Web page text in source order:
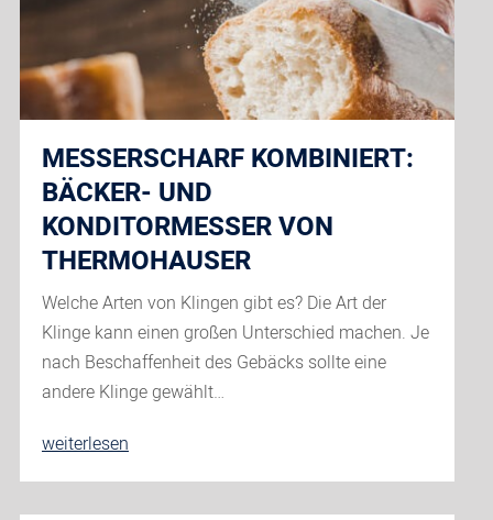
MESSERSCHARF KOMBINIERT:
BÄCKER- UND
KONDITORMESSER VON
THERMOHAUSER
Welche Arten von Klingen gibt es? Die Art der
Klinge kann einen großen Unterschied machen. Je
nach Beschaffenheit des Gebäcks sollte eine
andere Klinge gewählt…
Messerscharf
weiterlesen